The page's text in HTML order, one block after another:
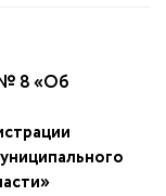
№ 8 «Об